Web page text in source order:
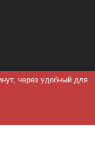
через удобный для